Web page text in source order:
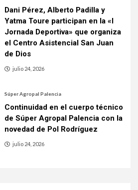
Dani Pérez, Alberto Padilla y
Yatma Toure participan en la «I
Jornada Deportiva» que organiza
el Centro Asistencial San Juan
de Dios
julio 24, 2026
Súper Agropal Palencia
Continuidad en el cuerpo técnico
de Súper Agropal Palencia con la
novedad de Pol Rodríguez
julio 24, 2026